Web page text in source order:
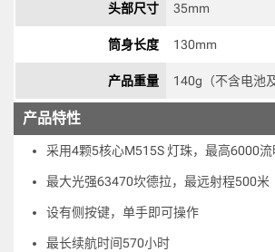
头部尺寸 35mm
筒身长度 130mm
产品重量 140g（不含电池
产品特性
采用4颗5核心M515S 灯珠，最高6000
最大光强63470坎德拉，最远射程500米
设有侧按键，单手即可操作
最长续航时间570小时